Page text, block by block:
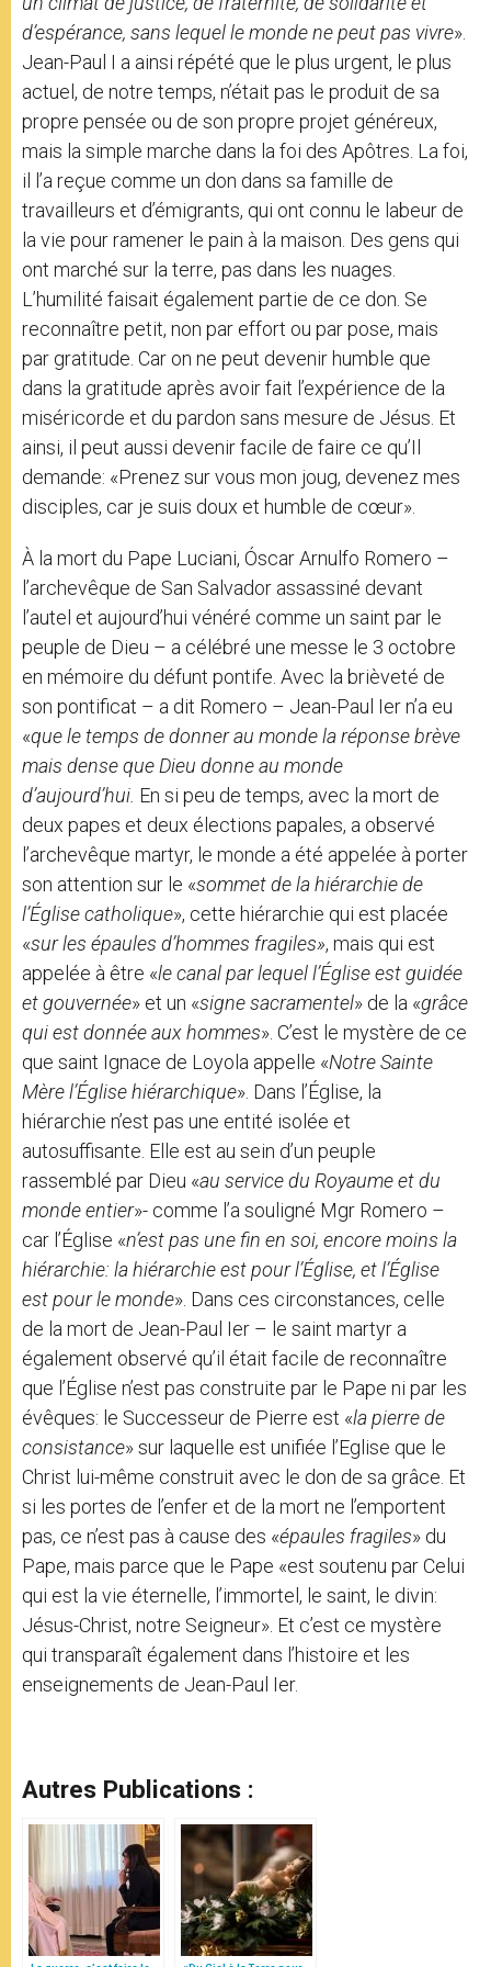
d’espérance, sans lequel le monde ne peut pas vivre».
Jean-Paul I a ainsi répété que le plus urgent, le plus
actuel, de notre temps, n’était pas le produit de sa
propre pensée ou de son propre projet généreux,
mais la simple marche dans la foi des Apôtres. La foi,
il l’a reçue comme un don dans sa famille de
travailleurs et d’émigrants, qui ont connu le labeur de
la vie pour ramener le pain à la maison. Des gens qui
ont marché sur la terre, pas dans les nuages.
L’humilité faisait également partie de ce don. Se
reconnaître petit, non par effort ou par pose, mais
par gratitude. Car on ne peut devenir humble que
dans la gratitude après avoir fait l’expérience de la
miséricorde et du pardon sans mesure de Jésus. Et
ainsi, il peut aussi devenir facile de faire ce qu’Il
demande: «Prenez sur vous mon joug, devenez mes
disciples, car je suis doux et humble de cœur».
À la mort du Pape Luciani, Óscar Arnulfo Romero –
l’archevêque de San Salvador assassiné devant
l’autel et aujourd’hui vénéré comme un saint par le
peuple de Dieu – a célébré une messe le 3 octobre
en mémoire du défunt pontife. Avec la brièveté de
son pontificat – a dit Romero – Jean-Paul Ier n’a eu
«que le temps de donner au monde la réponse brève
mais dense que Dieu donne au monde
d’aujourd’hui. En si peu de temps, avec la mort de
deux papes et deux élections papales, a observé
l’archevêque martyr, le monde a été appelée à porter
son attention sur le «sommet de la hiérarchie de
l’Église catholique», cette hiérarchie qui est placée
«sur les épaules d’hommes fragiles», mais qui est
appelée à être «le canal par lequel l’Église est guidée
et gouvernée» et un «signe sacramentel» de la «grâce
qui est donnée aux hommes». C’est le mystère de ce
que saint Ignace de Loyola appelle «Notre Sainte
Mère l’Église hiérarchique». Dans l’Église, la
hiérarchie n’est pas une entité isolée et
autosuffisante. Elle est au sein d’un peuple
rassemblé par Dieu «au service du Royaume et du
monde entier»- comme l’a souligné Mgr Romero –
car l’Église «n’est pas une fin en soi, encore moins la
hiérarchie: la hiérarchie est pour l’Église, et l’Église
est pour le monde». Dans ces circonstances, celle
de la mort de Jean-Paul Ier – le saint martyr a
également observé qu’il était facile de reconnaître
que l’Église n’est pas construite par le Pape ni par les
évêques: le Successeur de Pierre est «la pierre de
consistance» sur laquelle est unifiée l’Eglise que le
Christ lui-même construit avec le don de sa grâce. Et
si les portes de l’enfer et de la mort ne l’emportent
pas, ce n’est pas à cause des «épaules fragiles» du
Pape, mais parce que le Pape «est soutenu par Celui
qui est la vie éternelle, l’immortel, le saint, le divin:
Jésus-Christ, notre Seigneur». Et c’est ce mystère
qui transparaît également dans l’histoire et les
enseignements de Jean-Paul Ier.
Autres Publications :